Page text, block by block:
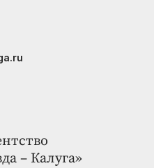
– Калуга»